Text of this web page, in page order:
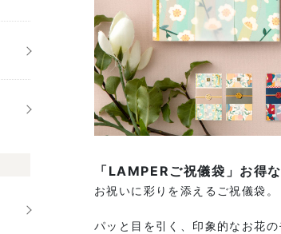
「LAMPERご祝儀袋」お得
お祝いに彩りを添えるご祝儀袋。
パッと目を引く、印象的なお花の